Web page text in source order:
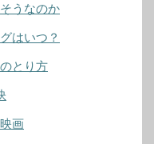
うなのか
はいつ？
とり方
画